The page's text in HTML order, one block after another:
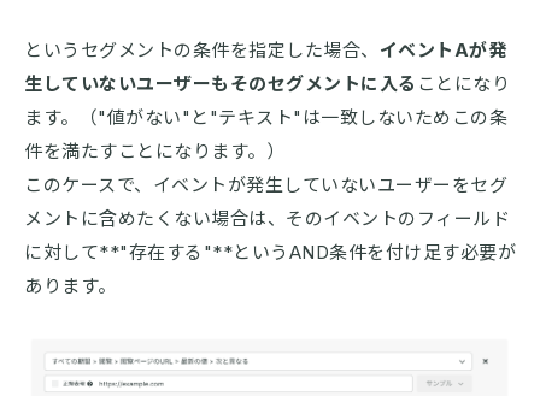
というセグメントの条件を指定した場合、 イベントAが発
生していないユーザーもそのセグメントに入る ことになり
ます。（"値がない"と"テキスト"は一致しないためこの条
件を満たすことになります。）
このケースで、イベントが発生していないユーザーをセグ
メントに含めたくない場合は、そのイベントのフィールド
に対して**"存在する"**というAND条件を付け足す必要が
あります。